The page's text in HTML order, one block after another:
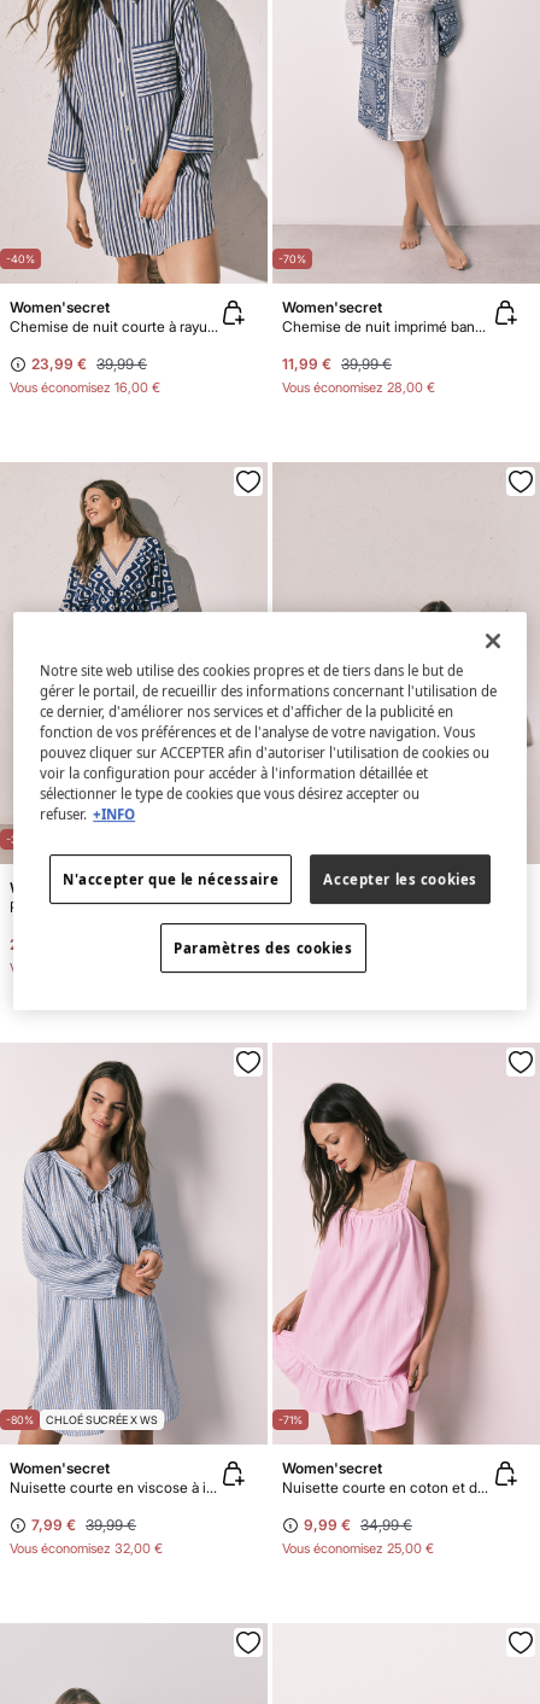
-40%
Women'secret
Chemise de nuit courte à rayures bleue
23,99 € 39,99 €
Vous économisez 16,00 €
-70%
Women'secret
Chemise de nuit imprimé bandana
11,99 € 39,99 €
Vous économisez 28,00 €
-30%
Women'secret
Robe courte chemise de nuit imprimée bleue
27,99 €
Vous économisez
Women'secret
Chemise de nuit longue à imprimé frise florale
12,99 €
Vous économisez
-80% CHLOÉ SUCRÉE X WS
Women'secret
Nuisette courte en viscose à imprimé rayures bleu
7,99 € 39,99 €
Vous économisez 32,00 €
-71%
Women'secret
Nuisette courte en coton et dentelle rose
9,99 € 34,99 €
Vous économisez 25,00 €
Notre site web utilise des cookies propres et de tiers dans le but de
gérer le portail, de recueillir des informations concernant l'utilisation de
ce dernier, d'améliorer nos services et d'afficher de la publicité en
fonction de vos préférences et de l'analyse de votre navigation. Vous
pouvez cliquer sur ACCEPTER afin d'autoriser l'utilisation de cookies ou
voir la configuration pour accéder à l'information détaillée et
sélectionner le type de cookies que vous désirez accepter ou
refuser. +INFO
N'accepter que le nécessaire Accepter les cookies
Paramètres des cookies